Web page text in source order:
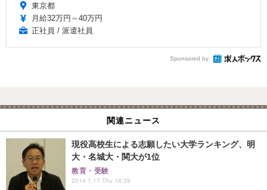
東京都
月給32万円～40万円
正社員 / 派遣社員
Sponsored by
関連ニュース
現役高校生による志願したい大学ランキング、明
大・名城大・関大が1位
教育・受験
2014.7.17 Thu 16:39